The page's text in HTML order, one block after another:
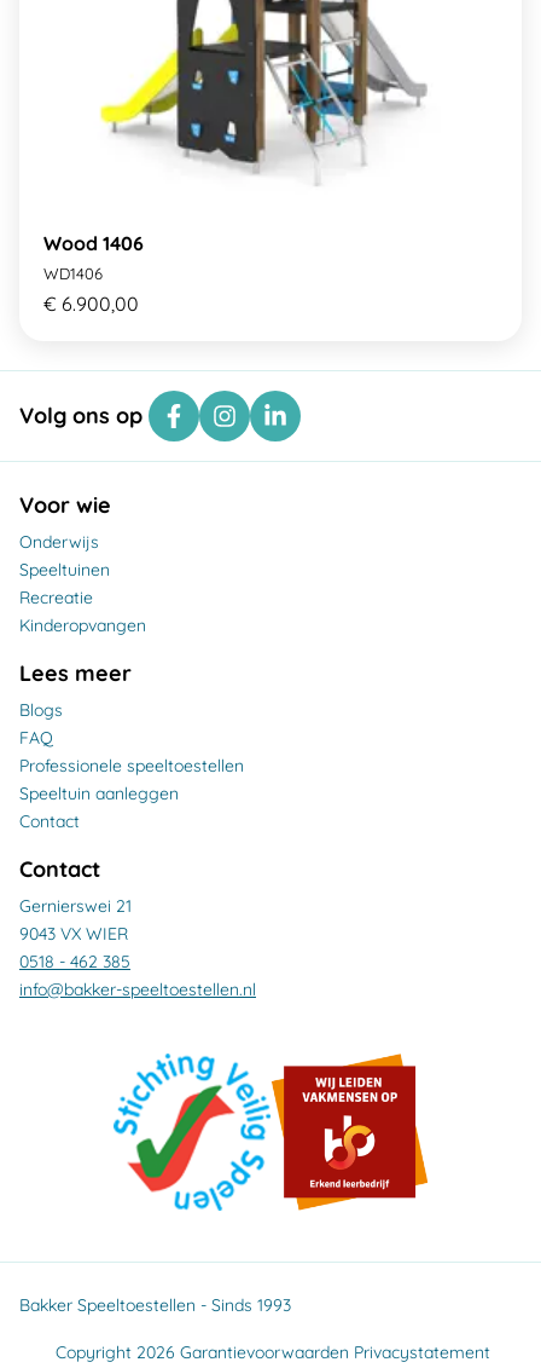
Wood 1406
WD1406
€ 6.900,00
Volg ons op
Voor wie
Onderwijs
Speeltuinen
Recreatie
Kinderopvangen
Lees meer
Blogs
FAQ
Professionele speeltoestellen
Speeltuin aanleggen
Contact
Contact
Gernierswei 21
9043 VX WIER
0518 - 462 385
info@bakker-speeltoestellen.nl
Bakker Speeltoestellen - Sinds 1993
Copyright 2026 Garantievoorwaarden Privacystatement